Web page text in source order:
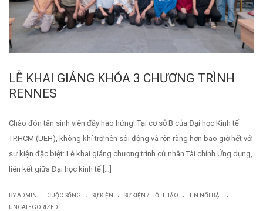
LỄ KHAI GIẢNG KHÓA 3 CHƯƠNG TRÌNH
RENNES
Chào đón tân sinh viên đầy hào hứng! Tại cơ sở B của Đại học Kinh tế
TP.HCM (UEH), không khí trở nên sôi động và rộn ràng hơn bao giờ hết với
sự kiện đặc biệt: Lễ khai giảng chương trình cử nhân Tài chính Ứng dụng,
liên kết giữa Đại học kinh tế […]
BYADMIN CUỘC SỐNG . SỰ KIỆN . SỰ KIỆN / HỘI THẢO . TIN NỔI BẬT .
UNCATEGORIZED